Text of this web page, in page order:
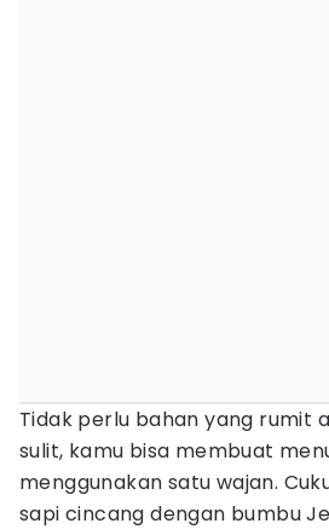
Tidak perlu bahan yang rumit
sulit, kamu bisa membuat
menggunakan satu wajan.
sapi cincang dengan bumbu